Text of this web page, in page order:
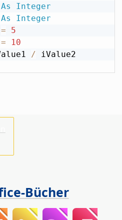
As
Integer
As
Integer
=
5
=
10
/
Bücher